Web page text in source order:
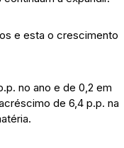
e esta o crescimento
no ano e de 0,2 em
de 6,4 p.p. na